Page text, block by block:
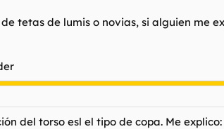
tetas de lumis o novias, si alguien me
del torso esl el tipo de copa. Me explico: